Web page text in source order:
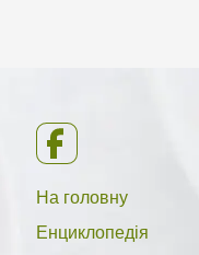
На головну
Енциклопедія